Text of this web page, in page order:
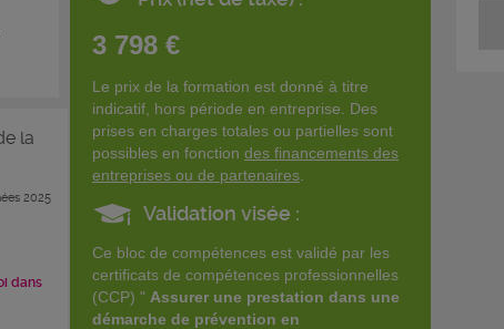
la
2025
dans
3 798 €
Le prix de la formation est donné à titre
indicatif, hors période en entreprise. Des
prises en charges totales ou partielles sont
possibles en fonction des financements des
entreprises ou de partenaires
Validation visée :
Ce bloc de compétences est validé par les
certificats de compétences professionnelles
(CCP) " Assurer une prestation dans une
démarche de prévention en